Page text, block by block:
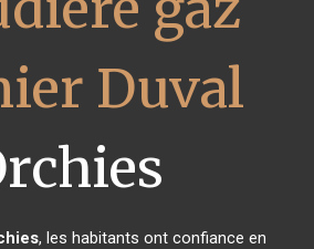
Duval
, les habitants ont confiance en